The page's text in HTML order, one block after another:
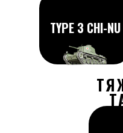
TYPE 3 CHI-NU